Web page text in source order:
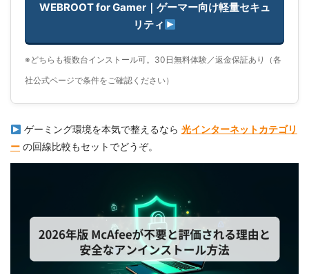
WEBROOT for Gamer｜ゲーマー向け軽量セキュ
リティ
※どちらも複数台インストール可。30日無料体験／返金保証あり（各
社公式ページで条件をご確認ください）
ゲーミング環境を本気で整えるなら 光インターネットカテゴリ
ー の回線比較もセットでどうぞ。